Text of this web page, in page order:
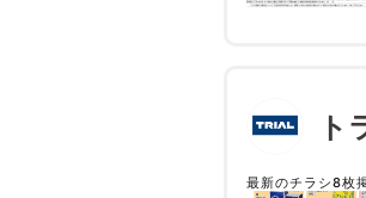
ト
最新のチラシ8枚